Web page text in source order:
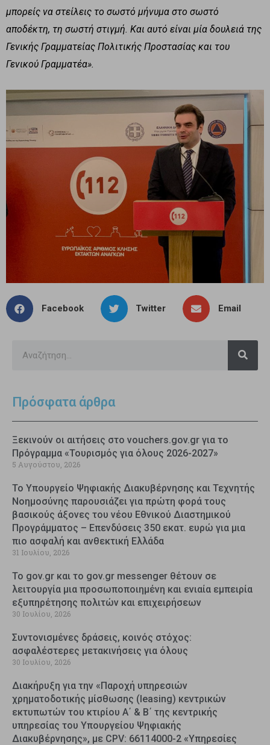
μπορείς να στείλεις το σωστό μήνυμα στο σωστό
αποδέκτη, τη σωστή στιγμή. Και αυτό είναι μία δουλειά της
Γενικής Γραμματείας Πολιτικής Προστασίας και του
Γενικού Γραμματέα».
Facebook Twitter Email
Πρόσφατα άρθρα
Ξεκινούν οι αιτήσεις στο vouchers.gov.gr για το
Πρόγραμμα «Τουρισμός για όλους 2026-2027»
5 Αυγούστου, 2026
Το Υπουργείο Ψηφιακής Διακυβέρνησης και Τεχνητής
Νοημοσύνης παρουσιάζει για πρώτη φορά τους
βασικούς άξονες του νέου Εθνικού Διαστημικού
Προγράμματος – Επενδύσεις 350 εκατ. ευρώ για μια
πιο ασφαλή και ανθεκτική Ελλάδα
31 Ιουλίου, 2026
Το gov.gr και το gov.gr messenger θέτουν σε
λειτουργία μια προσωποποιημένη και ενιαία εμπειρία
εξυπηρέτησης πολιτών και επιχειρήσεων
30 Ιουλίου, 2026
Συντονισμένες δράσεις, κοινός στόχος:
ασφαλέστερες μετακινήσεις για όλους
30 Ιουλίου, 2026
Διακήρυξη για την «Παροχή υπηρεσιών
χρηματοδοτικής μίσθωσης (leasing) κεντρικών
εκτυπωτών του κτιρίου Α΄ & Β΄ της κεντρικής
υπηρεσίας του Υπουργείου Ψηφιακής
Διακυβέρνησης», με CPV: 66114000-2 «Υπηρεσίες